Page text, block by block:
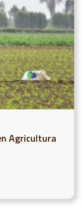
Agricultura